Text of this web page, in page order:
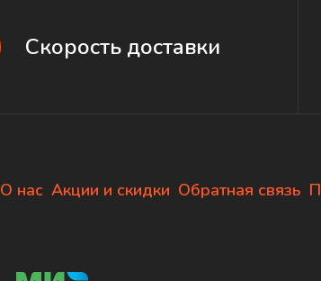
Скорость доставки
О нас Акции и скидки Обратная связь